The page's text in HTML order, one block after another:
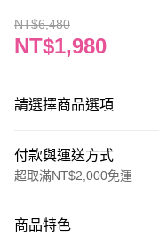
NT$6,480
NT$1,980
請選擇商品選項
付款與運送方式
超取滿NT$2,000免運
信用卡一次付款
商品特色